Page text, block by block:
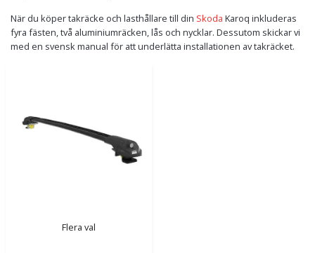
När du köper takräcke och lasthållare till din Skoda Karoq inkluderas
fyra fästen, två aluminiumräcken, lås och nycklar. Dessutom skickar vi
med en svensk manual för att underlätta installationen av takräcket.
Flera val